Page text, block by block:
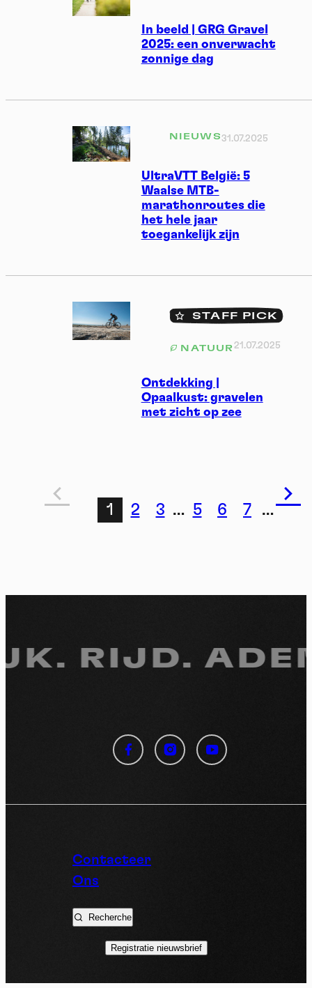
In beeld | GRG Gravel
2025: een onverwacht
zonnige dag
UltraVTT België: 5
Waalse MTB-
marathonroutes die
het hele jaar
toegankelijk zijn
NIEUWS31.07.2025
Ontdekking |
Opaalkust: gravelen
met zicht op zee
STAFF PICK
NATUUR 21.07.2025
1 2 3 … 5 6 7 …
Contacteer
Ons
Recherche
Registratie nieuwsbrief
RIJD.
Cookies management
By allowing these third party services, you accept their
Privacy policy
Allow all cookies